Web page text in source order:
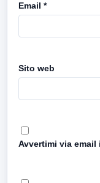
Email *
Sito web
Avvertimi via